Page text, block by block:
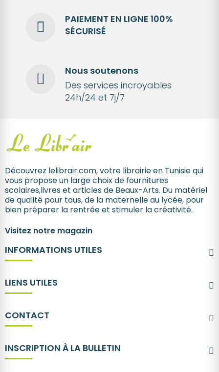
PAIEMENT EN LIGNE 100%
SÉCURISÉ
Nous soutenons
Des services incroyables
24h/24 et 7j/7
Découvrez lelibrair.com, votre librairie en Tunisie qui
vous propose un large choix de fournitures
scolaires,livres et articles de Beaux-Arts. Du matériel
de qualité pour tous, de la maternelle au lycée, pour
bien préparer la rentrée et stimuler la créativité.
Visitez notre magazin
INFORMATIONS UTILES
LIENS UTILES
CONTACT
INSCRIPTION À LA BULLETIN